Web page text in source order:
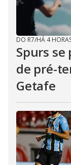
DO R7/HÁ 4
Spurs
de pré-
Getafe